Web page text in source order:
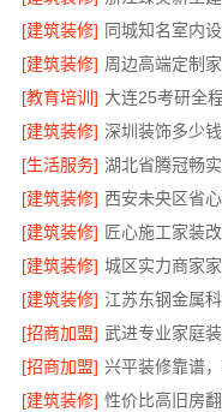
[建筑装修]
[建筑装修] 周边高端定制
[教育培训] 大连25考研全
[建筑装修]
[生活服务] 湖北省腾冠畅
[建筑装修] 西安未央区省
[建筑装修]
[建筑装修] 城区实力商家
[建筑装修]
[招商加盟]
[招商加盟]
[建筑装修]